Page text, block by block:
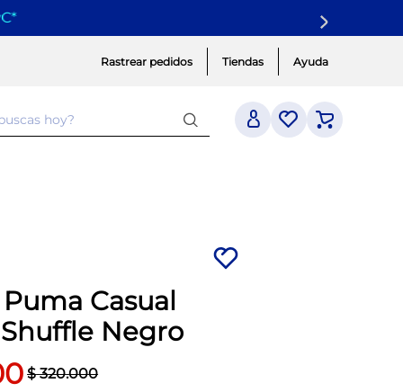
*
Rastrear pedidos Tiendas Ayuda
Casual
Negro
$ 320.000